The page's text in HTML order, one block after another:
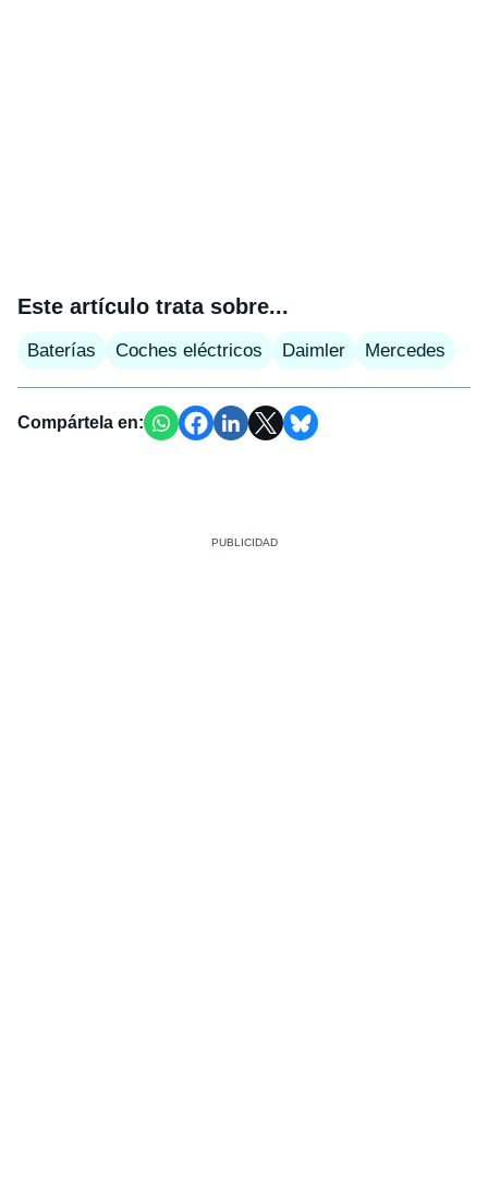
Este artículo trata sobre...
Baterías Coches eléctricos Daimler Mercedes
Compártela en: